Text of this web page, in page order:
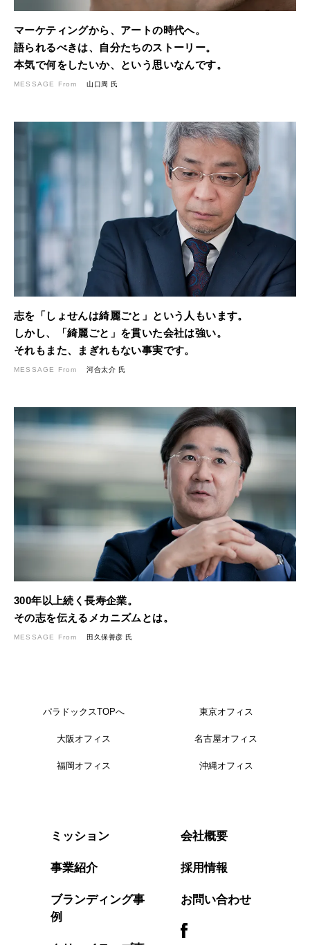
マーケティングから、アートの時代へ。
語られるべきは、自分たちのストーリー。
本気で何をしたいか、という思いなんです。
MESSAGE From 山口周 氏
志を「しょせんは綺麗ごと」という人もいます。
しかし、「綺麗ごと」を貫いた会社は強い。
それもまた、まぎれもない事実です。
MESSAGE From 河合太介 氏
300年以上続く長寿企業。
その志を伝えるメカニズムとは。
MESSAGE From 田久保善彦 氏
パラドックスTOPへ 東京オフィス
大阪オフィス 名古屋オフィス
福岡オフィス 沖縄オフィス
ミッション
事業紹介
ブランディング事
例
会社概要
採用情報
お問い合わせ